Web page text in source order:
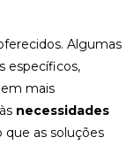
Algumas
específicos,
mais
necessidades
as soluções